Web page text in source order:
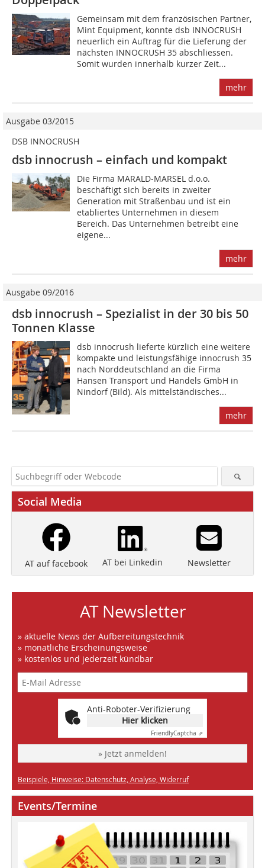
Gemeinsam mit dem französischen Partner,
Mint Equipment, konnte dsb INNOCRUSH
neuerlich ein ­Auftrag für die Lieferung der
nächsten INNOCRUSH 35 abschliessen.
Somit wurden innerhalb kurzer Zeit...
mehr
Ausgabe 03/2015
DSB INNOCRUSH
dsb innocrush – einfach und kompakt
Die Firma MARALD-MARSEL d.o.o.
beschäftigt sich bereits in zweiter
Generation mit Straßenbau und ist ein
etabliertes Unternehmen in diesem
Bereich. Das Unternehmen betreibt eine
eigene...
mehr
Ausgabe 09/2016
dsb innocrush – Spezialist in der 30 bis 50
Tonnen Klasse
dsb innocrush lieferte kürzlich eine weitere
kompakte und leistungsfähige innocrush 35
nach Norddeutschland an die Firma
Hansen Transport und Handels GmbH in
Nindorf (Bild). Als mittelständisches...
mehr
Social Media
AT auf facebook AT bei Linkedin Newsletter
AT Newsletter
» aktuelle News der Aufbereitungstechnik
» monatliche Erscheinungsweise
» kostenlos und jederzeit kündbar
Anti-Roboter-Verifizierung
Hier klicken
FriendlyCaptcha ⇗
» Jetzt anmelden!
Beispiele, Hinweise: Datenschutz, Analyse, Widerruf
Events/Termine